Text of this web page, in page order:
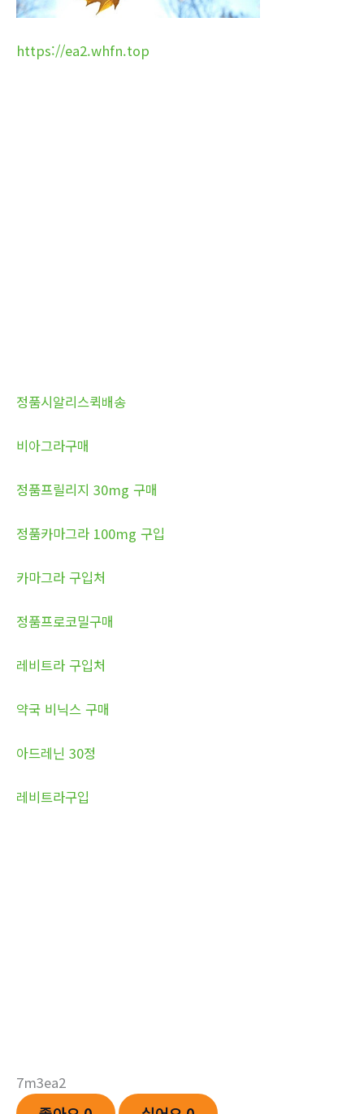
https://ea2.whfn.top
정품시알리스퀵배송
비아그라구매
정품프릴리지 30mg 구매
정품카마그라 100mg 구입
카마그라 구입처
정품프로코밀구매
레비트라 구입처
약국 비닉스 구매
아드레닌 30정
레비트라구입
7m3ea2